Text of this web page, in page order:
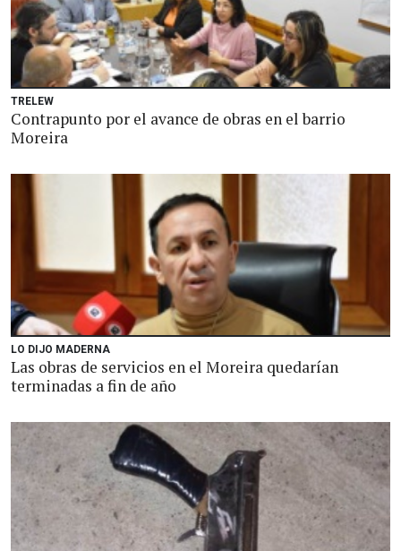
TRELEW
Contrapunto por el avance de obras en el barrio
Moreira
LO DIJO MADERNA
Las obras de servicios en el Moreira quedarían
terminadas a fin de año